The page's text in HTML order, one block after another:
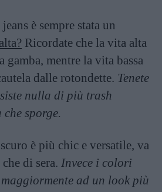
è sempre stata un
Ricordate che la vita alta
gamba, mentre la vita bassa
dalle rotondette. Tenete
nulla di più trash
sporge.
è più chic e versatile, va
di sera. Invece i colori
ad un look più